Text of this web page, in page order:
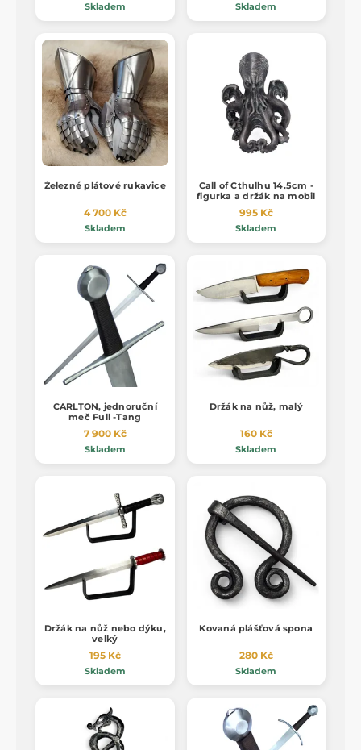
Skladem Skladem
Železné plátové rukavice
4 700 Kč
Skladem
Call of Cthulhu 14.5cm -
figurka a držák na mobil
995 Kč
Skladem
CARLTON, jednoruční
meč Full -Tang
7 900 Kč
Skladem
Držák na nůž, malý
160 Kč
Skladem
Držák na nůž nebo dýku,
velký
195 Kč
Skladem
Kovaná plášťová spona
280 Kč
Skladem